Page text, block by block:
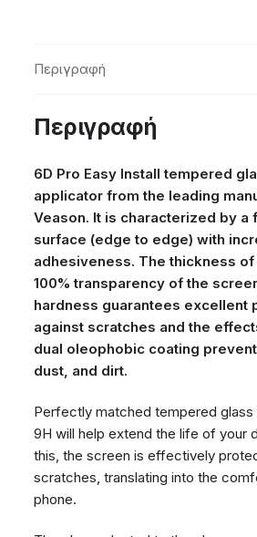
Max
black
ποσότητα
Περιγραφή
Περιγραφή
6D Pro Easy Install tempered
applicator from the leading
Veason. It is characterized by a
surface (edge to edge) with
adhesiveness. The thickness of
100% transparency of the
hardness guarantees excellent
against scratches and the
dual oleophobic coating
dust, and dirt.
Perfectly matched tempered
9H will help extend the life of your
this, the screen is effectively
scratches, translating into the
phone.